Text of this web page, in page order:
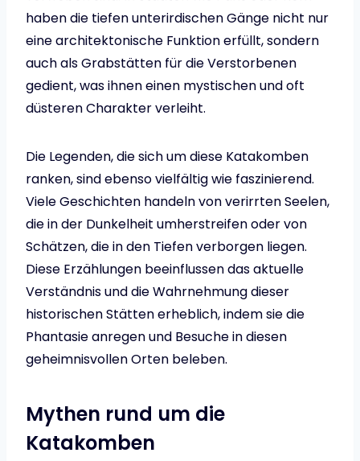
haben die tiefen unterirdischen Gänge nicht nur
eine architektonische Funktion erfüllt, sondern
auch als Grabstätten für die Verstorbenen
gedient, was ihnen einen mystischen und oft
düsteren Charakter verleiht.
Die Legenden, die sich um diese Katakomben
ranken, sind ebenso vielfältig wie faszinierend.
Viele Geschichten handeln von verirrten Seelen,
die in der Dunkelheit umherstreifen oder von
Schätzen, die in den Tiefen verborgen liegen.
Diese Erzählungen beeinflussen das aktuelle
Verständnis und die Wahrnehmung dieser
historischen Stätten erheblich, indem sie die
Phantasie anregen und Besuche in diesen
geheimnisvollen Orten beleben.
Mythen rund um die
Katakomben